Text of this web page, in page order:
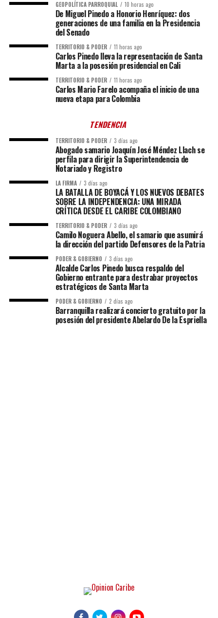
GEOPOLÍTICA PARROQUIAL 10 horas ago
De Miguel Pinedo a Honorio Henríquez: dos
generaciones de una familia en la Presidencia
del Senado
TERRITORIO & PODER 11 horas ago
Carlos Pinedo lleva la representación de Santa
Marta a la posesión presidencial en Cali
TERRITORIO & PODER 11 horas ago
Carlos Mario Farelo acompaña el inicio de una
nueva etapa para Colombia
TENDENCIA
TERRITORIO & PODER 3 días ago
Abogado samario Joaquín José Méndez Llach se
perfila para dirigir la Superintendencia de
Notariado y Registro
LA FIRMA 3 días ago
LA BATALLA DE BOYACÁ Y LOS NUEVOS DEBATES
SOBRE LA INDEPENDENCIA: UNA MIRADA
CRÍTICA DESDE EL CARIBE COLOMBIANO
TERRITORIO & PODER 3 días ago
Camilo Noguera Abello, el samario que asumirá
la dirección del partido Defensores de la Patria
PODER & GOBIERNO 3 días ago
Alcalde Carlos Pinedo busca respaldo del
Gobierno entrante para destrabar proyectos
estratégicos de Santa Marta
PODER & GOBIERNO 2 días ago
Barranquilla realizará concierto gratuito por la
posesión del presidente Abelardo De la Espriella